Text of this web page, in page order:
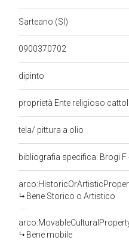
Sarteano (SI)
0900370702
dipinto
proprietà Ente religioso
tela/ pittura a olio
bibliografia specifica: Brogi F
Bene Storico o Artistico
Bene mobile